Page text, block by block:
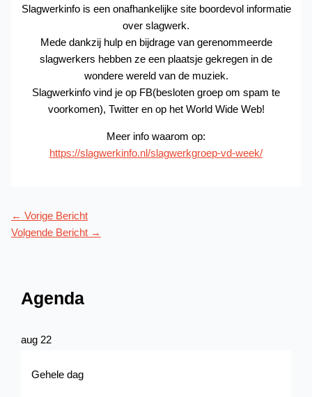
Slagwerkinfo is een onafhankelijke site boordevol informatie
over slagwerk.
Mede dankzij hulp en bijdrage van gerenommeerde
slagwerkers hebben ze een plaatsje gekregen in de
wondere wereld van de muziek.
Slagwerkinfo vind je op FB(besloten groep om spam te
voorkomen), Twitter en op het World Wide Web!
Meer info waarom op:
https://slagwerkinfo.nl/slagwerkgroep-vd-week/
← Vorige Bericht
Volgende Bericht →
Agenda
aug 22
Gehele dag